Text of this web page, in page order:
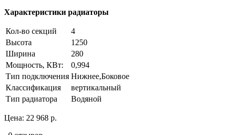
Характеристики радиаторы
Кол-во секций
4
Высота
1250
Ширина
280
Мощность, КВт:
0,994
Тип подключения Нижнее,Боковое
Классификация
вертикальный
Тип радиатора
Водяной
Цена: 22 968 р.